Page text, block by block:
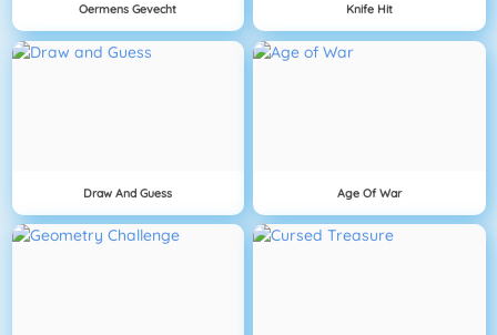
Oermens Gevecht Knife Hit
Draw And Guess Age Of War